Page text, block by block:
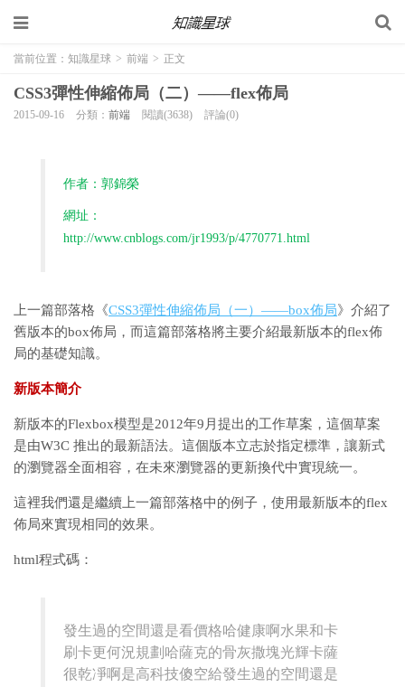
當前位置： 知識星球 > 前端 > 正文
CSS3彈性伸縮佈局（二）——flex佈局
2015-09-16 分類： 前端 閱讀(3638) 評論(0)
作者： 郭錦榮
網址：
http://www.cnblogs.com/jr1993/p/4770771.html
上一篇部落格《CSS3彈性伸縮佈局（一）——box佈局》介紹了
舊版本的box佈局，而這篇部落格將主要介紹最新版本的flex佈
局的基礎知識。
新版本簡介
新版本的Flexbox模型是2012年9月提出的工作草案，這個草案
是由W3C 推出的最新語法。這個版本立志於指定標準，讓新式
的瀏覽器全面相容，在未來瀏覽器的更新換代中實現統一。
這裡我們還是繼續上一篇部落格中的例子，使用最新版本的flex
佈局來實現相同的效果。
html程式碼：
發生過的空間還是看價格哈健康啊水果和卡
刷卡更何況規劃哈薩克的骨灰撒塊光輝卡薩
很乾凈啊是高科技傻空給發生過的空間還是